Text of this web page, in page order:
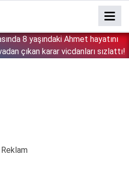
8 yaşındaki Ahmet hayatını
çıkan karar vicdanları sızlattı!